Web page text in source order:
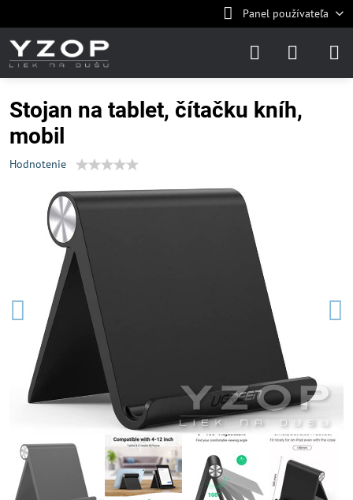
Panel používateľa
Stojan na tablet, čítačku kníh,
mobil
Hodnotenie